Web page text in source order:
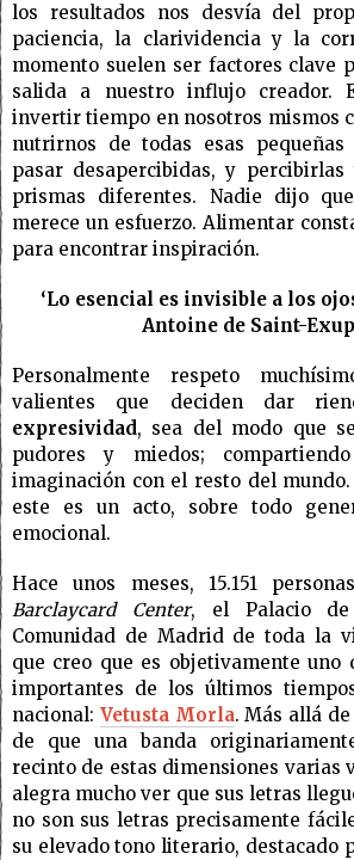
los resultados nos desvía del
paciencia, la clarividencia y la
momento suelen ser factores clave
salida a nuestro influjo creador.
invertir tiempo en nosotros mismos
nutrirnos de todas esas pequeñas
pasar desapercibidas, y
prismas diferentes. Nadie dijo
merece un esfuerzo. Alimentar
para encontrar inspiración.
‘Lo esencial es invisible a los
Antoine de Saint-
Personalmente respeto
valientes que deciden dar
expresividad, sea del modo que
pudores y miedos;
imaginación con el resto del
este es un acto, sobre todo
emocional.
Hace unos meses, 15.151
Barclaycard Center, el Palacio
Comunidad de Madrid de toda la
que creo que es objetivamente uno
importantes de los últimos
nacional: Vetusta Morla. Más allá
de que una banda
recinto de estas dimensiones varias
alegra mucho ver que sus letras
no son sus letras precisamente
su elevado tono literario, destacado